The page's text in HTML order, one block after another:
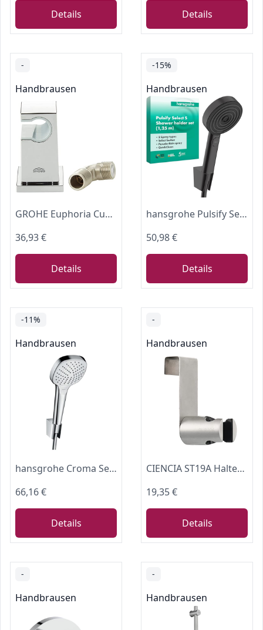
Details Details
-
Handbrausen
GROHE Euphoria Cube - Wandanschlussbogen (1/2", mit Wandbrausehalter, langlebige Oberfläche), chrom, 26370000
36,93 €
Details
-15%
Handbrausen
hansgrohe Pulsify Select S - Duschset mit Duschkopf (3 Strahlarten inkl. PowderRain), Duschschlauch (1,25 m) und Duschkopfhalterung, Mattschwarz, 24302670
50,98 €
Details
-11%
Handbrausen
hansgrohe Croma Select E Duschkopf inkl. Duschkopfhalter, 3 Strahlarten, Weiß/Chrom
66,16 €
Details
-
Handbrausen
CIENCIA ST19A Halterung für Handbrause, Edelstahl
19,35 €
Details
-
Handbrausen
-
Handbrausen